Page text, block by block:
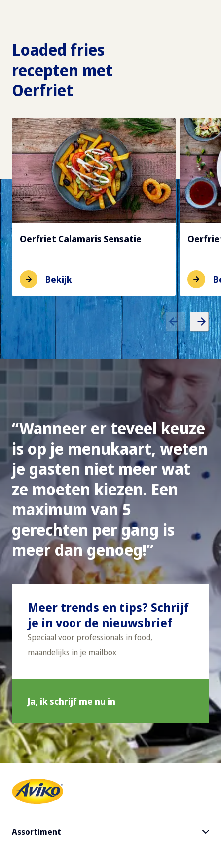
Loaded fries
recepten met
Oerfriet
Oerfriet Calamaris Sensatie
Bekijk
Wanneer er teveel keuze
is op je menukaart, weten
je gasten niet meer wat
ze moeten kiezen. Een
maximum van 5
gerechten per gang is
meer dan genoeg!
Meer trends en tips? Schrijf
je in voor de nieuwsbrief
Speciaal voor professionals in food,
maandelijks in je mailbox
Ja, ik schrijf me nu in
Assortiment